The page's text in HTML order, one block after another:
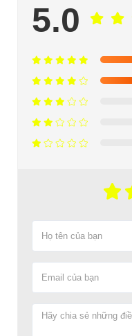
5.0